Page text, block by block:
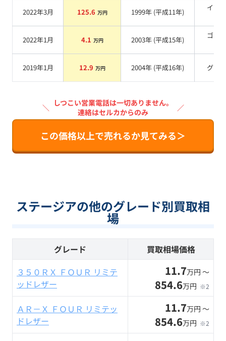
2022年3月 125.6 万円 1999年 (平成11年)
イエ
2022年1月 4.1 万円 2003年 (平成15年)
ゴー
2019年1月 12.9 万円 2004年 (平成16年) グレー
＼ しつこい営業電話は一切ありません。
連絡はセルカからのみ
／
この価格以上で売れるか見てみる＞
ステージアの他のグレード別買取相
場
グレード
買取相場価格
３５０ＲＸ ＦＯＵＲ リミテ
ッドレザー
11.7万円 〜
854.6万円 ※2
ＡＲ－Ｘ ＦＯＵＲ リミテッ
ドレザー
11.7万円 〜
854.6万円 ※2